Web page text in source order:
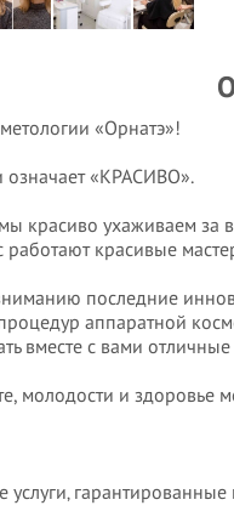
«Орнатэ»!
«КРАСИВО».
красиво ухаживаем за
красивые
последние
аппаратной
вместе с вами отличные
молодости и
услуги‚